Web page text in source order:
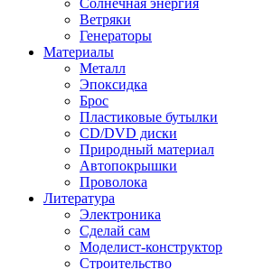
Солнечная энергия
Ветряки
Генераторы
Материалы
Металл
Эпоксидка
Брос
Пластиковые бутылки
CD/DVD диски
Природный материал
Автопокрышки
Проволока
Литература
Электроника
Сделай сам
Моделист-конструктор
Строительство